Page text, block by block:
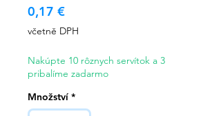
0,17 €Cena
včetně DPH
Nakúpte 10 rôznych servítok a 3
pribalíme zadarmo
Množství *